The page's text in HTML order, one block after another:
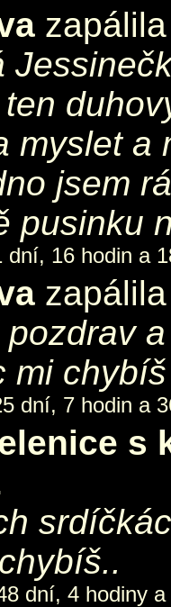
myslet a
jsem
pusinku
dní, 16 hodin a
mi
dní, 7 hodin a
s
dní, 4 hodiny